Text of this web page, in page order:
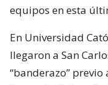
equipos en esta
En Universidad
llegaron a San
“banderazo”